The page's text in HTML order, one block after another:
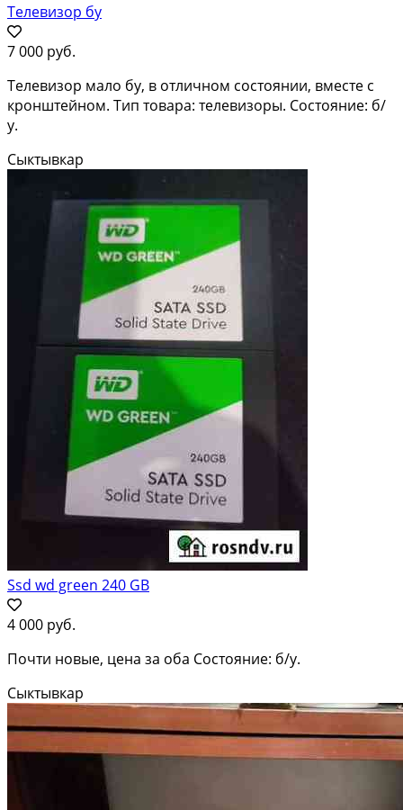
Телевизор бу
7 000 руб.
Телевизор мало бу, в отличном состоянии, вместе с
кронштейном. Тип товара: телевизоры. Состояние: б/
у.
Сыктывкар
Ssd wd green 240 GB
4 000 руб.
Почти новые, цена за оба Состояние: б/у.
Сыктывкар